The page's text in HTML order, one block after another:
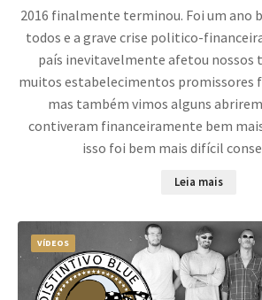
2016 finalmente terminou. Foi um ano
todos e a grave crise politico-
país inevitavelmente afetou nossos
muitos estabelecimentos promissores
mas também vimos alguns
contiveram financeiramente bem
isso foi bem mais difícil
Leia mais
VÍDEOS